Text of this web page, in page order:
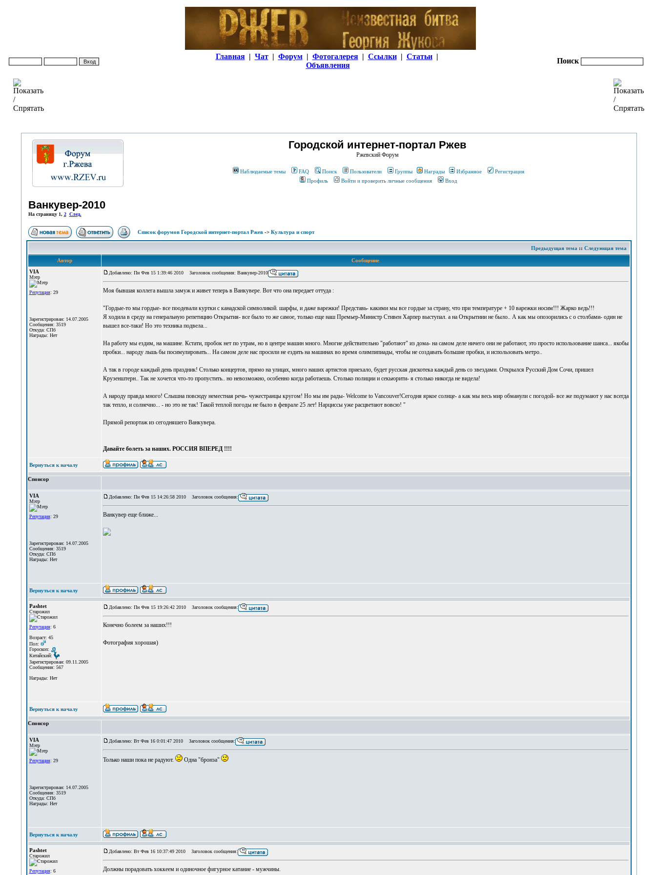
Главная | Чат | Форум | Фотогалерея | Ссылки | Статьи |
Объявления
Поиск
Городской интернет-портал Ржев
Ржевский Форум
Наблюдаемые темы FAQ Поиск Пользователи Группы Награды Избранное
Регистрация
Профиль
Войти и проверить личные сообщения Вход
Ванкувер-2010
На страницу 1, 2 След.
Список форумов Городской интернет-портал Ржев-> Культура и спорт
Предыдущая тема :: Следующая тема
Автор
Сообщение
VIA
Мэтр
Репутация: 29
Зарегистрирован: 14.07.2005
Сообщения: 3519
Откуда: СПб
Награды: Нет
Добавлено: Пн Фев 15 1:39:46 2010 Заголовок сообщения: Ванкувер-2010
Моя бывшая коллега вышла замуж и живет теперь в Ванкувере. Вот что она передает оттуда :
"Гордые-то мы гордые- все поодевали куртки с канадской символикой. шарфы, и даже варежки! Представь- какими мы все гордые за страну, что при температуре + 10 варежки носим!!! Жарко ведь!!!
Я ходила в среду на генеральную репетицию Открытия- все было то же самое, только еще наш Премьер-Министр Стивен Харпер выступал. а на Открытиии не было.. А как мы опозорились с о столбами- один не
вышел все-таки! Но это техника подвела...
На работу мы ездим, на машине. Кстати, пробок нет по утрам, но в центре машин много. Многие действительно "работают" из дома- на самом деле ничего они не работают, это просто использование шанса... якобы
пробки... народу льшь бы посимулировать... На самом деле нас просили не ездить на машинах во время олимпипиады, чтобы не создавать большие пробки, и использовать метро..
А так в городе каждый день праздник! Столько концертов, прямо на улицах, много наших артистов приехало, будет русская дискотека каждый день со звездами. Открылся Русский Дом Сочи, пришел
Крузенштерн.. Так не хочется что-то пропустить.. но невозможно, особенно когда работаешь. Столько полиции и секьюрити- я столько никогда не видела!
А народу правда много! Слышна повсюду неместная речь- чужестранцы кругом! Но мы им рады- Welcome to Vancouver!Сегодня яркое солнце- а как мы весь мир обманули с погодой- все же подумают у нас всегда
так тепло, и солнечно... - но это не так! Такой теплой погоды не было в феврале 25 лет! Нарциссы уже расцветают вовсю! "
Прямой репортаж из сегодняшего Ванкувера.
Давайте болеть за наших. РОССИЯ ВПЕРЕД !!!!
Вернуться к началу
Спонсор
VIA
Мэтр
Репутация: 29
Зарегистрирован: 14.07.2005
Сообщения: 3519
Откуда: СПб
Награды: Нет
Добавлено: Пн Фев 15 14:26:58 2010 Заголовок сообщения:
Ванкувер еще ближе...
Вернуться к началу
Pashtet
Старожил
Репутация: 6
Возраст: 45
Пол:
Гороскоп:
Китайский:
Зарегистрирован: 09.11.2005
Сообщения: 567
Награды: Нет
Добавлено: Пн Фев 15 19:26:42 2010 Заголовок сообщения:
Конечно болеем за наших!!!
Фотография хорошая)
Вернуться к началу
Спонсор
VIA
Мэтр
Репутация: 29
Зарегистрирован: 14.07.2005
Сообщения: 3519
Откуда: СПб
Награды: Нет
Добавлено: Вт Фев 16 0:01:47 2010 Заголовок сообщения:
Только наши пока не радуют. Одна "бронза"
Вернуться к началу
Pashtet
Старожил
Репутация: 6
Добавлено: Вт Фев 16 10:37:49 2010 Заголовок сообщения:
Должны порадовать хоккеем и одиночное фигурное катание - мужчины.